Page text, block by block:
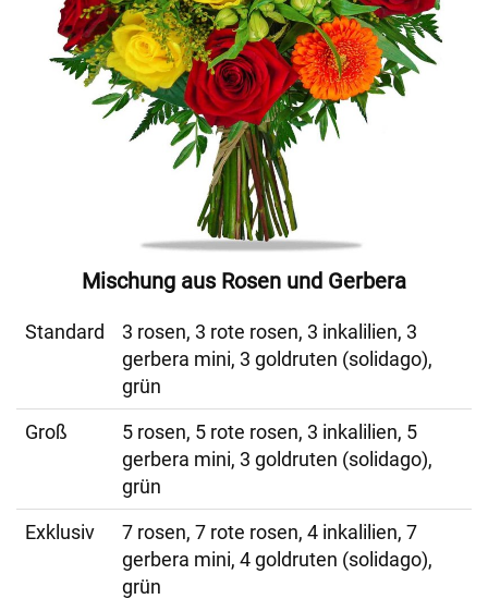
Mischung aus Rosen und Gerbera
Standard
3 rosen, 3 rote rosen, 3 inkalilien, 3
gerbera mini, 3 goldruten (solidago),
grün
Groß
5 rosen, 5 rote rosen, 3 inkalilien, 5
gerbera mini, 3 goldruten (solidago),
grün
Exklusiv
7 rosen, 7 rote rosen, 4 inkalilien, 7
gerbera mini, 4 goldruten (solidago),
grün